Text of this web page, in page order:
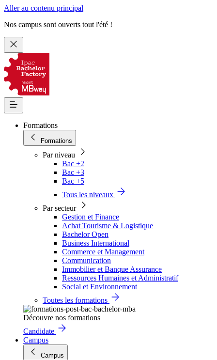
Aller au contenu principal
Nos campus sont ouverts tout l'été !
Formations
Formations
Par niveau
Bac +2
Bac +3
Bac +5
Tous les niveaux
Par secteur
Gestion et Finance
Achat Tourisme & Logistique
Bachelor Open
Business International
Commerce et Management
Communication
Immobilier et Banque Assurance
Ressources Humaines et Administratif
Social et Environnement
Toutes les formations
Découvre nos formations
Candidate
Campus
Campus